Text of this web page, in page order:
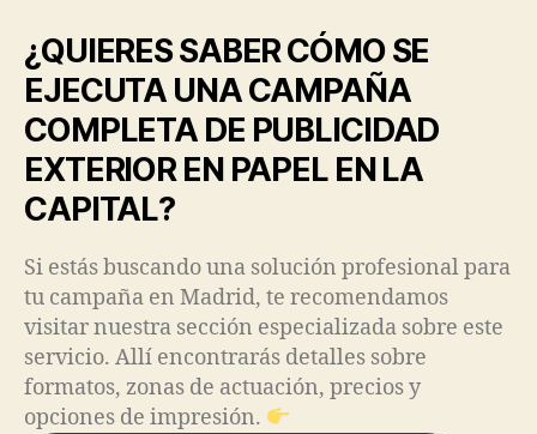
¿QUIERES SABER CÓMO SE
EJECUTA UNA CAMPAÑA
COMPLETA DE PUBLICIDAD
EXTERIOR EN PAPEL EN LA
CAPITAL?
Si estás buscando una solución profesional para
tu campaña en Madrid, te recomendamos
visitar nuestra sección especializada sobre este
servicio. Allí encontrarás detalles sobre
formatos, zonas de actuación, precios y
opciones de impresión.